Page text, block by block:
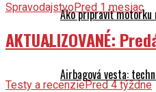
Ako pripraviť motorku
Airbagová vesta:
SpravodajstvoPred 1 mesiac
AKTUALIZOVANÉ:
Testy a recenziePred 4 týždne